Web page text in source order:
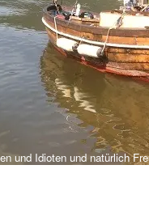
und Idioten und natürlich